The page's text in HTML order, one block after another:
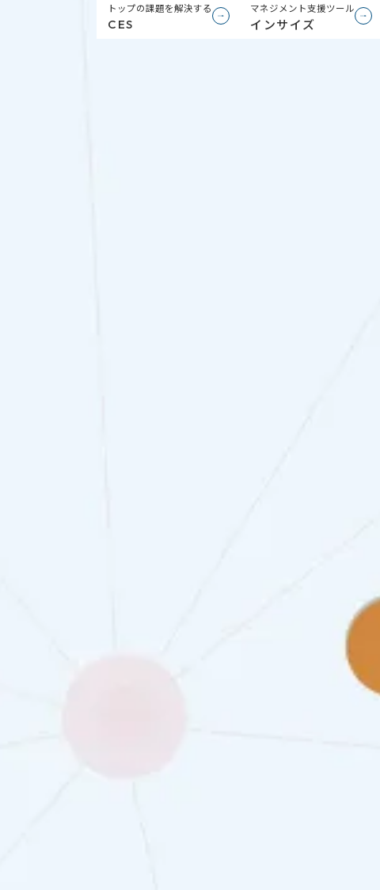
トップの課題を解決する
CES
マネジメント支援ツール
インサイズ